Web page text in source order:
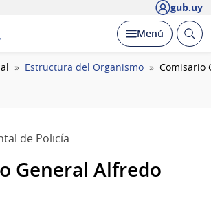
gub.uy
Desplegar
Menú Abrir
Estructura del Organismo Comisario
de Policía
General Alfredo